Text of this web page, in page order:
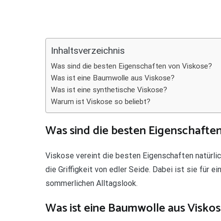
Inhaltsverzeichnis
Was sind die besten Eigenschaften von Viskose?
Was ist eine Baumwolle aus Viskose?
Was ist eine synthetische Viskose?
Warum ist Viskose so beliebt?
Was sind die besten
Viskose vereint die besten Eigenschaften
die Griffigkeit von edler Seide. Dabei ist sie für
sommerlichen Alltagslook.
Was ist eine Baumwolle aus